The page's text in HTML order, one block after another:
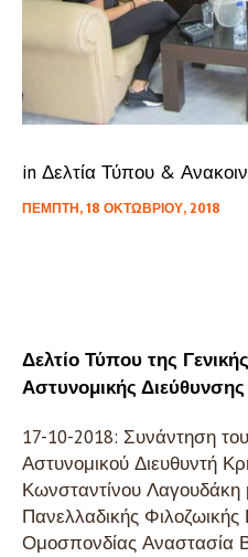
in Δελτία Τύπου &
ΠΈΜΠΤΗ, 18 ΟΚΤΩΒΡΊΟΥ, 2018
Δελτίο Τύπου της
Αστυνομικής
17-10-2018: Συνάντηση
Αστυνομικού Διευθυντή
Κωνσταντίνου Λαγουδάκη
Πανελλαδικής Φιλοζωικής
Ομοσπονδίας Αναστασία